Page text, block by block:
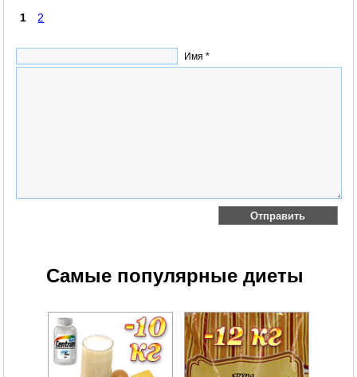
1 2
Имя *
Самые популярные диеты